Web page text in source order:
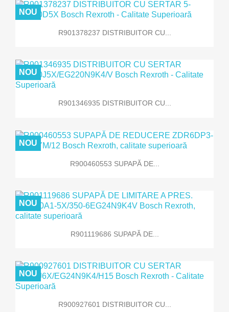
R901378237 DISTRIBUITOR CU...
NOU
R901346935 DISTRIBUITOR CU...
NOU
R900460553 SUPAPĂ DE...
NOU
R901119686 SUPAPĂ DE...
NOU
R900927601 DISTRIBUITOR CU...
NOU